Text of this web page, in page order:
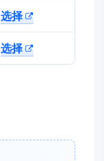
选择
选择